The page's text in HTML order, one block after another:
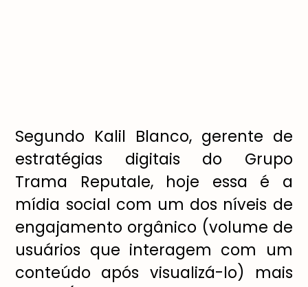
Segundo Kalil Blanco, gerente de
estratégias digitais do Grupo
Trama Reputale, hoje essa é a
mídia social com um dos níveis de
engajamento orgânico (volume de
usuários que interagem com um
conteúdo após visualizá-lo) mais